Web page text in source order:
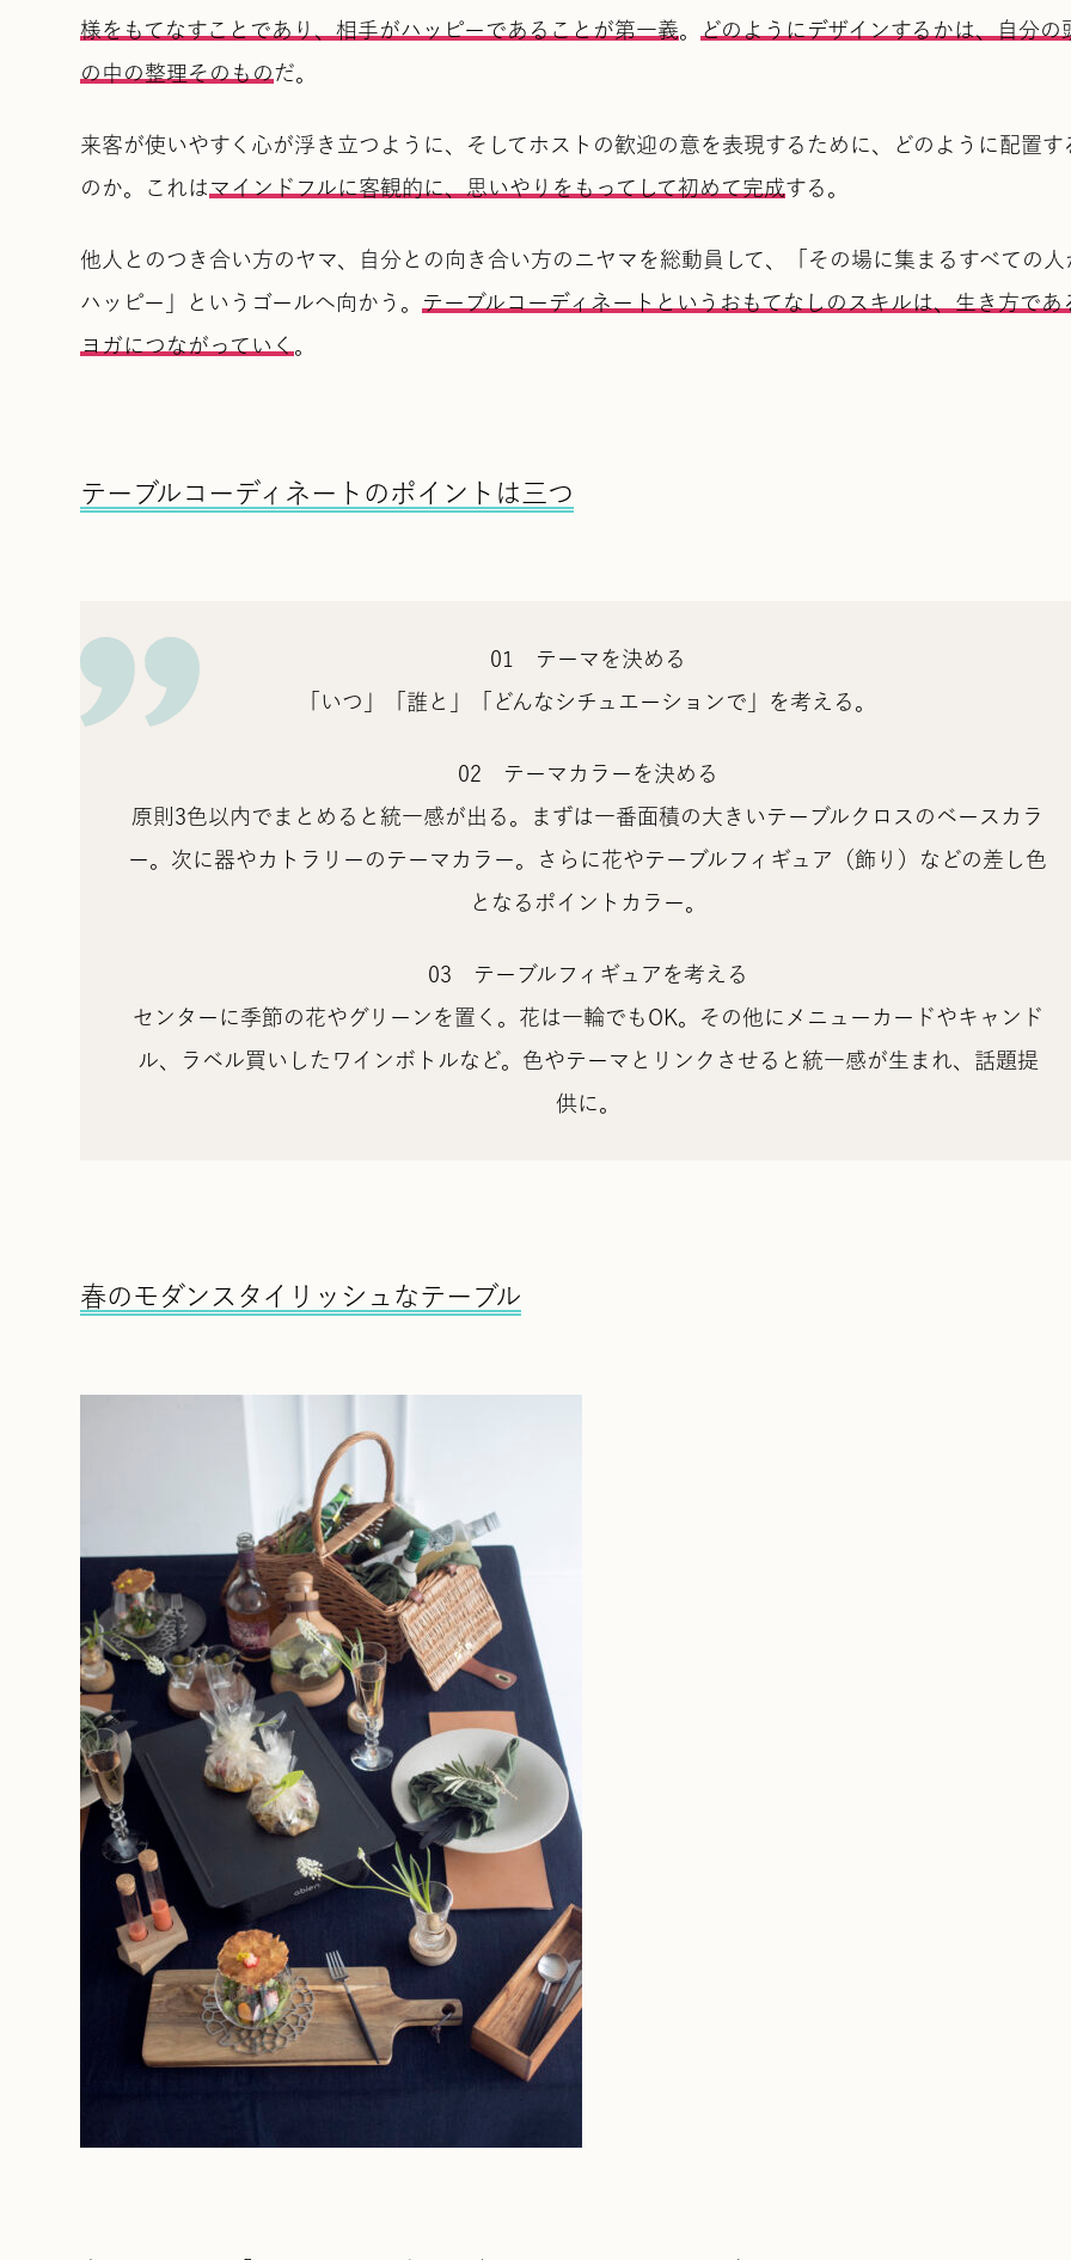
様をもてなすことであり、相手がハッピーであることが第一義。
どのようにデザインするかは、自分の
の中の整理そのものだ。
来客が使いやすく心が浮き立つように、そしてホストの歓迎の意を表現するために、どのように配置す
のか。これは マインドフルに客観的に、思いやりをもってして初めて完成する。
他人とのつき合い方のヤマ、自分との向き合い方のニヤマを総動員して、「その場に集まるすべての人
ハッピー」というゴールへ向かう。 テーブルコーディネートというおもてなしのスキルは、生き方であ
ヨガにつながっていく 。
テーブルコーディネートのポイントは三つ
01 テーマを決める
「いつ」「誰と」「どんなシチュエーションで」を考える。
02 テーマカラーを決める
原則3色以内でまとめると統一感が出る。まずは一番面積の大きいテーブルクロスのベースカラ
ー。次に器やカトラリーのテーマカラー。さらに花やテーブルフィギュア（飾り）などの差し色
となるポイントカラー。
03 テーブルフィギュアを考える
センターに季節の花やグリーンを置く。花は一輪でもOK。その他にメニューカードやキャンド
ル、ラベル買いしたワインボトルなど。色やテーマとリンクさせると統一感が生まれ、話題提
供に。
春のモダンスタイリッシュなテーブル